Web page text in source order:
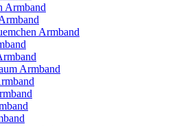
Armband
Armband
Armband